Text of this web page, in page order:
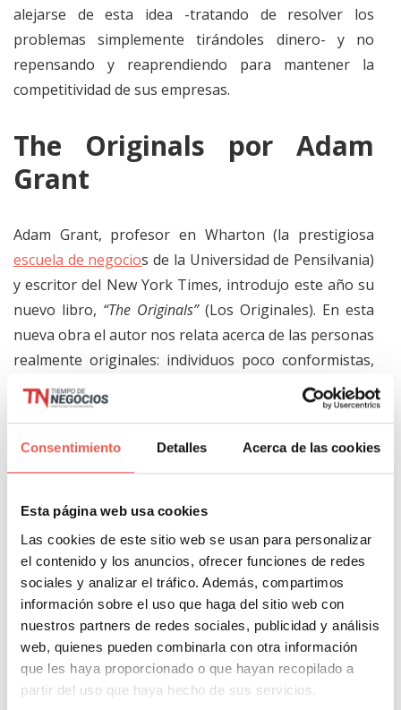
Consentimiento Detalles Acerca de las cookies
Esta página web usa cookies
Las cookies de este sitio web se usan para personalizar
el contenido y los anuncios, ofrecer funciones de redes
sociales y analizar el tráfico. Además, compartimos
información sobre el uso que haga del sitio web con
nuestros partners de redes sociales, publicidad y análisis
web, quienes pueden combinarla con otra información
que les haya proporcionado o que hayan recopilado a
partir del uso que haya hecho de sus servicios.
alejarse de esta idea -tratando de resolver los
problemas simplemente tirándoles dinero- y no
repensando y reaprendiendo para mantener la
competitividad de sus empresas.
The Originals por Adam
Grant
Adam Grant, profesor en Wharton (la prestigiosa
escuela de negocios de la Universidad de Pensilvania)
y escritor del New York Times, introdujo este año su
nuevo libro, “The Originals”(Los Originales). En esta
nueva obra el autor nos relata acerca de las personas
realmente originales: individuos poco conformistas,
que no sólo tienen ideas innovadoras sino que se
destacan por impulsar la creatividad y cambio en el
abarcan no sólo el mundo de los negocios, sino que
también hace referencia a líderes políticos,
deportivos y del entretenimiento, Grant explica cómo
detectar una buena idea, cómo exponer
efectivamente nuestros pensamientos, cómo
construir un grupo de trabajo y de aliados, cómo ser
oportunos al momento de actuar y hasta cómo
desenvolvernos ante el miedo y la duda.